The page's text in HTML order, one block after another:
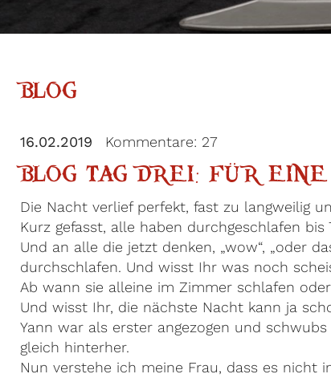
BLOG
16.02.2019 Kommentare: 27
BLOG TAG DREI: FÜR
Die Nacht verlief perfekt, fast zu langweilig
Kurz gefasst, alle haben durchgeschlafen
Und an alle die jetzt denken, „wow“, „oder
durchschlafen. Und wisst Ihr was noch
Ab wann sie alleine im Zimmer schlafen
Und wisst Ihr, die nächste Nacht kann ja
Yann war als erster angezogen und
gleich hinterher.
Nun verstehe ich meine Frau, dass es nicht